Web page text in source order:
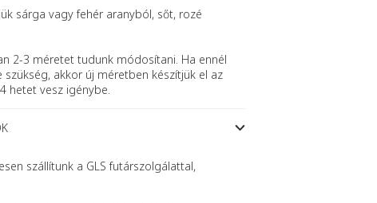
sárga vagy fehér aranyból, sőt, rozé
2-3 méretet tudunk módosítani. Ha ennél
akkor új méretben készítjük el az
hetet vesz igénybe.
szállítunk a GLS futárszolgálattal,